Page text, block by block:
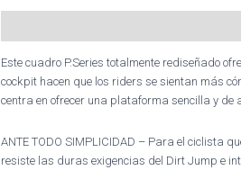
Este cuadro P.Series totalmente rediseñado
cockpit hacen que los riders se sientan más
centra en ofrecer una plataforma sencilla y
ANTE TODO SIMPLICIDAD – Para el ciclista
resiste las duras exigencias del Dirt Jump e